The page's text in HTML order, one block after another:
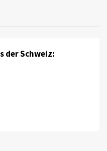
der Schweiz: